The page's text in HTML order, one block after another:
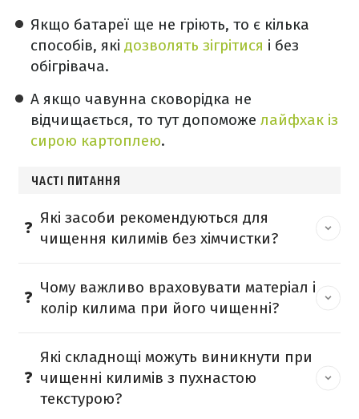
Якщо батареї ще не гріють, то є кілька
способів, які дозволять зігрітися і без
обігрівача.
А якщо чавунна сковорідка не
відчищається, то тут допоможе лайфхак із
сирою картоплею.
ЧАСТІ ПИТАННЯ
Які засоби рекомендуються для
чищення килимів без хімчистки?
Чому важливо враховувати матеріал і
колір килима при його чищенні?
Які складнощі можуть виникнути при
чищенні килимів з пухнастою
текстурою?